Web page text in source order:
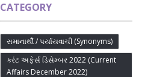
CATEGORY
સમાનાર્થી / પર્યાયવાચી (Synonyms)
કરંટ અફેર્સ ડિસેમ્બર 2022 (Current
Affairs December 2022)